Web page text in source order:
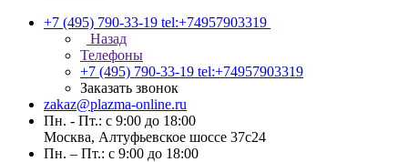
+7 (495) 790-33-19 tel:+74957903319
Назад
Телефоны
+7 (495) 790-33-19 tel:+74957903319
Заказать звонок
zakaz@plazma-online.ru
Пн. - Пт.: с 9:00 до 18:00
Москва, Алтуфьевское шоссе 37с24
Пн. – Пт.: с 9:00 до 18:00